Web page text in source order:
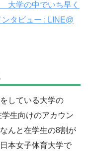
大学の中でいち早く
タビュー : LINE@
している大学の
生向けのアカウン
んと在学生の8割が
本女子体育大学で